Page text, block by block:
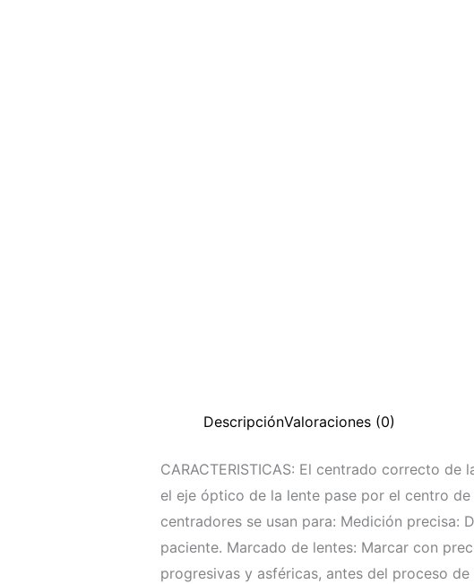
DescripciónValoraciones (0)
CARACTERISTICAS: El centrado correcto
el eje óptico de la lente pase por el centro
centradores se usan para: Medición
paciente. Marcado de lentes: Marcar con
progresivas y asféricas, antes del proceso